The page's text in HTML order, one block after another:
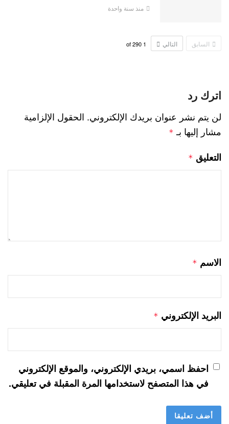
منذ سنة واحدة
السابق التالي 1
290
اترك رد
لن يتم نشر عنوان بريدك الإلكتروني. الحقول الإلزامية
مشار إليها بـ *
التعليق *
الاسم *
البريد الإلكتروني *
احفظ اسمي، بريدي الإلكتروني، والموقع الإلكتروني
في هذا المتصفح لاستخدامها المرة المقبلة في تعليقي.